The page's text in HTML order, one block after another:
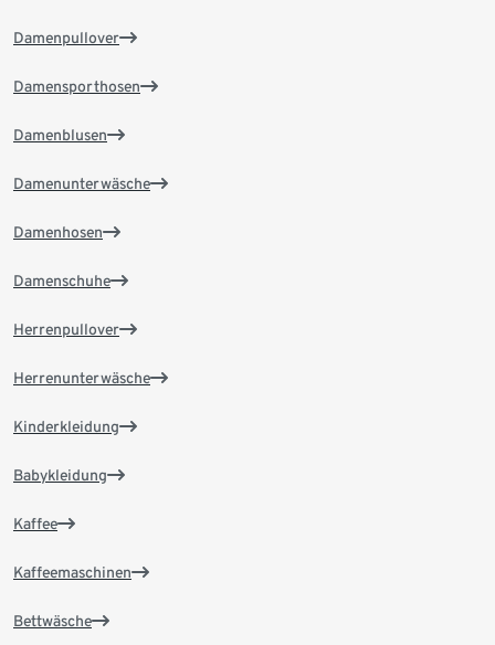
Damenpullover
Damensporthosen
Damenblusen
Damenunterwäsche
Damenhosen
Damenschuhe
Herrenpullover
Herrenunterwäsche
Kinderkleidung
Babykleidung
Kaffee
Kaffeemaschinen
Bettwäsche